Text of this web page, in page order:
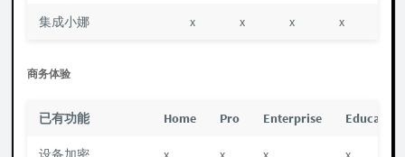
集成小娜 x x x x
商务体验
已有功能 Home Pro Enterprise Education